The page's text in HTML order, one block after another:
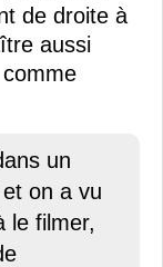
de droite à
aussi
un
on a vu
le filmer,